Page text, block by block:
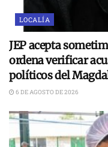
LOCALÍA
JEP acepta
ordena verificar
políticos del
6 DE AGOSTO DE 2026